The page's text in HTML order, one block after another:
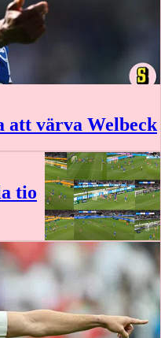
att värva Welbeck
tio
2:11